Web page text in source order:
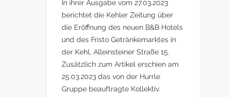
In ihrer Ausgabe vom 27.03.2023
berichtet die Kehler Zeitung über
die Eröffnung des neuen B&B Hotels
und des Fristo Getränkemarktes in
der Kehl, Alleinsteiner Straße 15.
Zusätzlich zum Artikel erschien am
25.03.2023 das von der Hurrle
Gruppe beauftragte Kollektiv.